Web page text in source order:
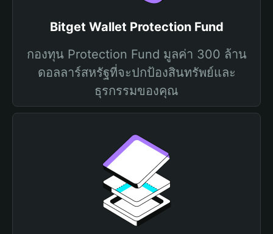
Bitget Wallet Protection Fund
กองทุน Protection Fund มูลค่า 300 ล้าน
ดอลลาร์สหรัฐที่จะปกป้องสินทรัพย์และ
ธุรกรรมของคุณ